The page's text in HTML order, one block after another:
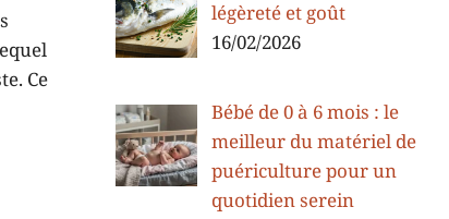
Ce
légèreté et goût
16/02/2026
Bébé de 0 à 6 mois : le
meilleur du matériel de
puériculture pour un
quotidien serein